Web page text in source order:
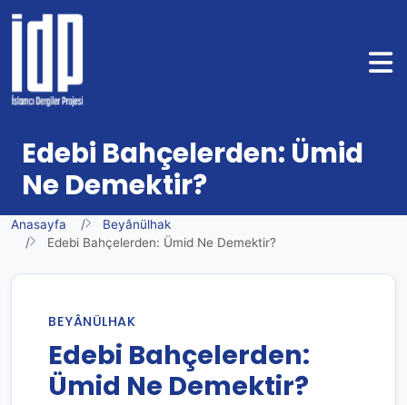
Edebi Bahçelerden: Ümid
Ne Demektir?
Anasayfa
Beyânülhak
Edebi Bahçelerden: Ümid Ne Demektir?
BEYÂNÜLHAK
Edebi Bahçelerden:
Ümid Ne Demektir?